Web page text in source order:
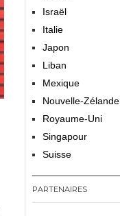
Israël
Italie
Japon
Liban
Mexique
Nouvelle-Zélande
Royaume-Uni
Singapour
Suisse
PARTENAIRES